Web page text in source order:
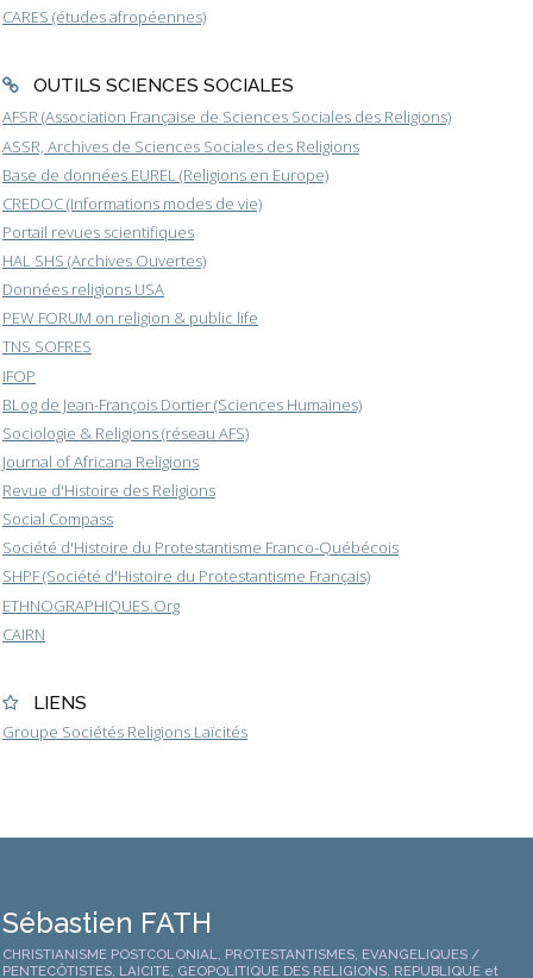
CARES (études afropéennes)
OUTILS SCIENCES SOCIALES
AFSR (Association Française de Sciences Sociales des Religions)
ASSR, Archives de Sciences Sociales des Religions
Base de données EUREL (Religions en Europe)
CREDOC (Informations modes de vie)
Portail revues scientifiques
HAL SHS (Archives Ouvertes)
Données religions USA
PEW FORUM on religion & public life
TNS SOFRES
IFOP
BLog de Jean-François Dortier (Sciences Humaines)
Sociologie & Religions (réseau AFS)
Journal of Africana Religions
Revue d'Histoire des Religions
Social Compass
Société d'Histoire du Protestantisme Franco-Québécois
SHPF (Société d'Histoire du Protestantisme Français)
ETHNOGRAPHIQUES.Org
CAIRN
LIENS
Groupe Sociétés Religions Laïcités
Sébastien FATH
CHRISTIANISME POSTCOLONIAL, PROTESTANTISMES, EVANGELIQUES /
PENTECÔTISTES, LAICITE, GEOPOLITIQUE DES RELIGIONS, REPUBLIQUE et